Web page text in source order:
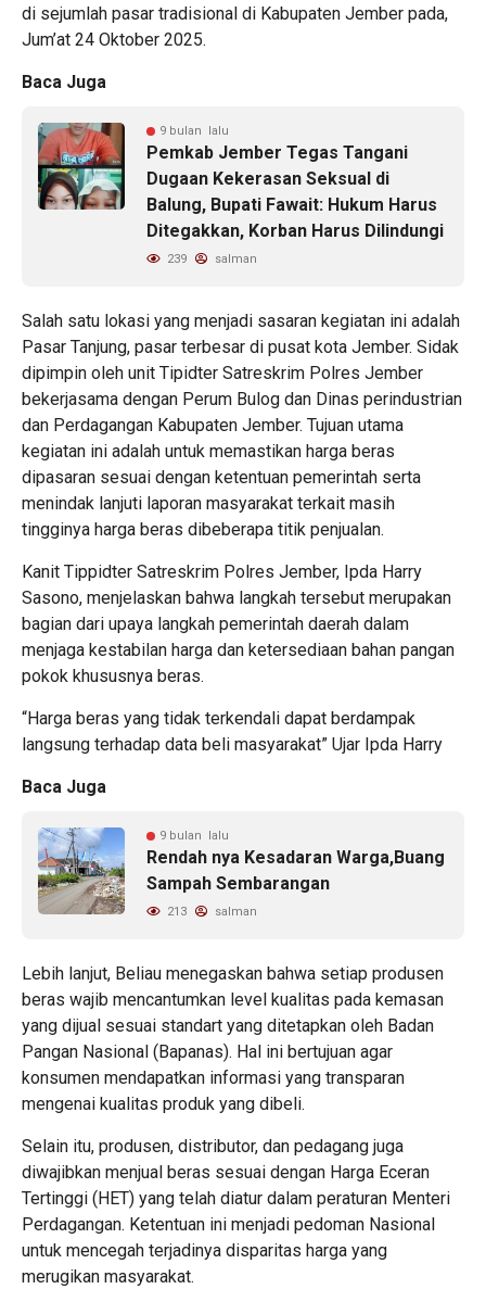
di sejumlah pasar tradisional di Kabupaten Jember pada,
Jum’at 24 Oktober 2025.
Baca Juga
9 bulan lalu
Pemkab Jember Tegas Tangani
Dugaan Kekerasan Seksual di
Balung, Bupati Fawait: Hukum Harus
Ditegakkan, Korban Harus Dilindungi
239 salman
Salah satu lokasi yang menjadi sasaran kegiatan ini adalah
Pasar Tanjung, pasar terbesar di pusat kota Jember. Sidak
dipimpin oleh unit Tipidter Satreskrim Polres Jember
bekerjasama dengan Perum Bulog dan Dinas perindustrian
dan Perdagangan Kabupaten Jember. Tujuan utama
kegiatan ini adalah untuk memastikan harga beras
dipasaran sesuai dengan ketentuan pemerintah serta
menindak lanjuti laporan masyarakat terkait masih
tingginya harga beras dibeberapa titik penjualan.
Kanit Tippidter Satreskrim Polres Jember, Ipda Harry
Sasono, menjelaskan bahwa langkah tersebut merupakan
bagian dari upaya langkah pemerintah daerah dalam
menjaga kestabilan harga dan ketersediaan bahan pangan
pokok khususnya beras.
“Harga beras yang tidak terkendali dapat berdampak
langsung terhadap data beli masyarakat” Ujar Ipda Harry
Baca Juga
9 bulan lalu
Rendah nya Kesadaran Warga,Buang
Sampah Sembarangan
213 salman
Lebih lanjut, Beliau menegaskan bahwa setiap produsen
beras wajib mencantumkan level kualitas pada kemasan
yang dijual sesuai standart yang ditetapkan oleh Badan
Pangan Nasional (Bapanas). Hal ini bertujuan agar
konsumen mendapatkan informasi yang transparan
mengenai kualitas produk yang dibeli.
Selain itu, produsen, distributor, dan pedagang juga
diwajibkan menjual beras sesuai dengan Harga Eceran
Tertinggi (HET) yang telah diatur dalam peraturan Menteri
Perdagangan. Ketentuan ini menjadi pedoman Nasional
untuk mencegah terjadinya disparitas harga yang
merugikan masyarakat.